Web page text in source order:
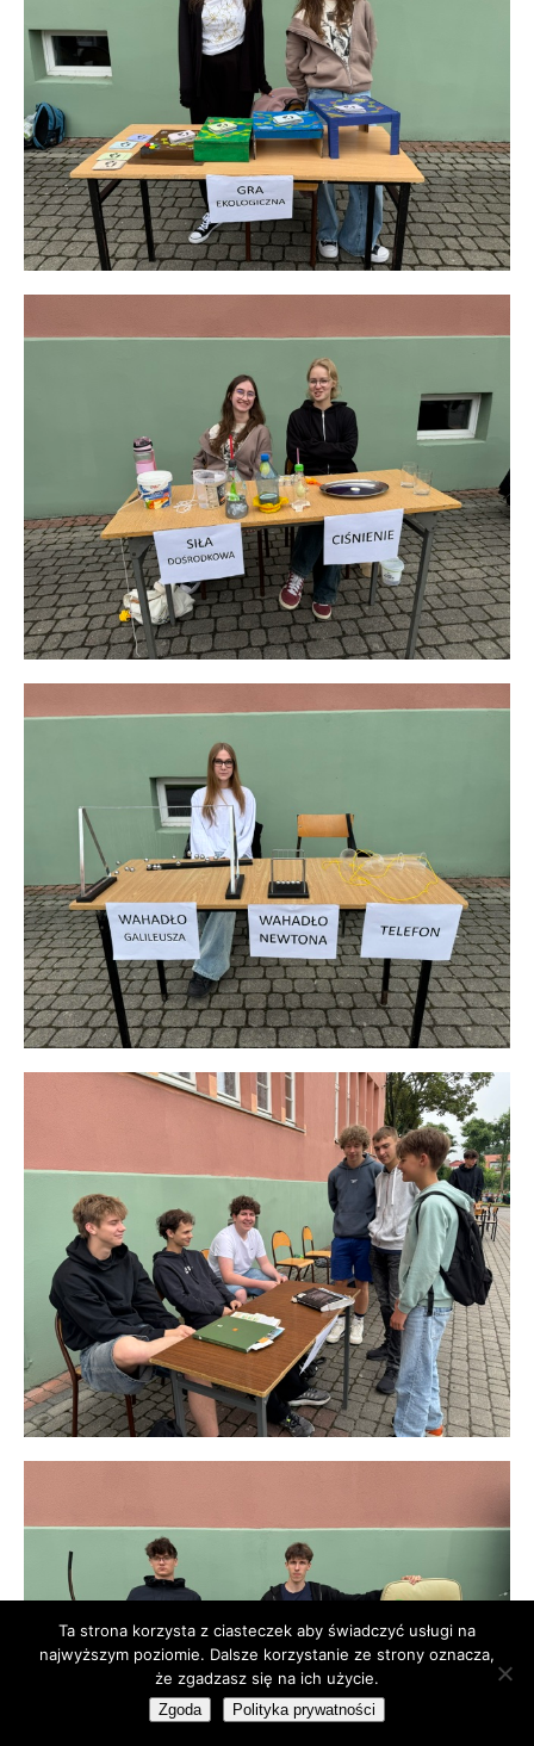
Ta strona korzysta z ciasteczek aby świadczyć usługi na
najwyższym poziomie. Dalsze korzystanie ze strony oznacza,
że zgadzasz się na ich użycie.
Zgoda Polityka prywatności